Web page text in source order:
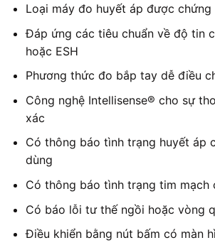
Loại máy đo huyết áp được chứng
Đáp ứng các tiêu chuẩn về độ tin
hoặc ESH
Phương thức đo bắp tay dễ điều
Công nghệ Intellisense® cho sự
xác
Có thông báo tình trạng huyết áp
dùng
Có thông báo tình trạng tim mạch
Có báo lỗi tư thế ngồi hoặc vòng
Điều khiển bằng nút bấm có màn